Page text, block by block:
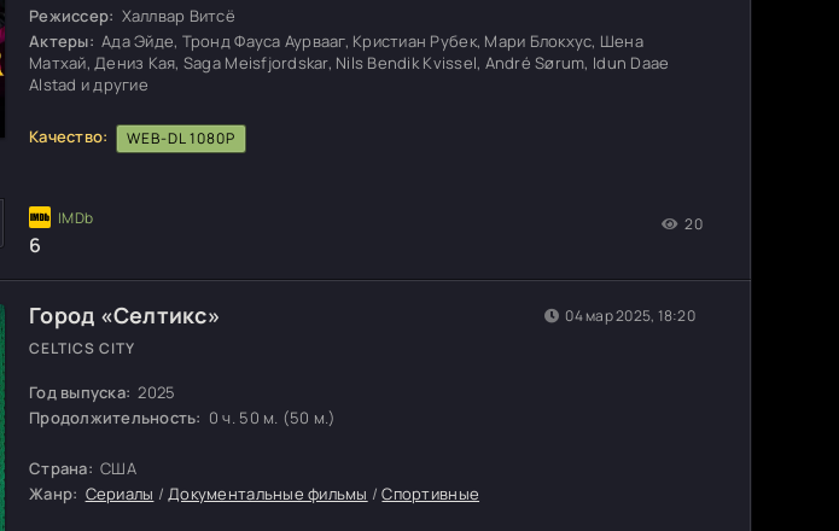
Режиссер: Халлвар Витсё
Актеры: Ада Эйде, Тронд Фауса Аурвааг, Кристиан Рубек, Мари Блокхус, Шена
Матхай, Дениз Кая, Saga Meisfjordskar, Nils Bendik Kvissel, André Sørum, Idun Daae
Alstad и другие
Качество: WEB-DL 1080P
6
20
Город «Селтикс»
CELTICS CITY
Год выпуска: 2025
Продолжительность: 0 ч. 50 м. (50 м.)
Страна: США
Жанр: Сериалы /Документальные фильмы /Спортивные
04 мар 2025, 18:20